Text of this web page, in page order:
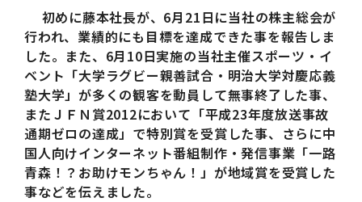
初めに藤本社長が、6月21日に当社の株主総会が
行われ、業績的にも目標を達成できた事を報告しま
した。また、6月10日実施の当社主催スポーツ・イ
ベント「大学ラグビー親善試合・明治大学対慶応義
塾大学」が多くの観客を動員して無事終了した事、
またＪＦＮ賞2012において「平成23年度放送事故
通期ゼロの達成」で特別賞を受賞した事、さらに中
国人向けインターネット番組制作・発信事業「一路
青森！？お助けモンちゃん！」が地域賞を受賞した
事などを伝えました。